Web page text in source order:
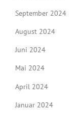
September 2024
August 2024
Juni 2024
Mai 2024
April 2024
Januar 2024